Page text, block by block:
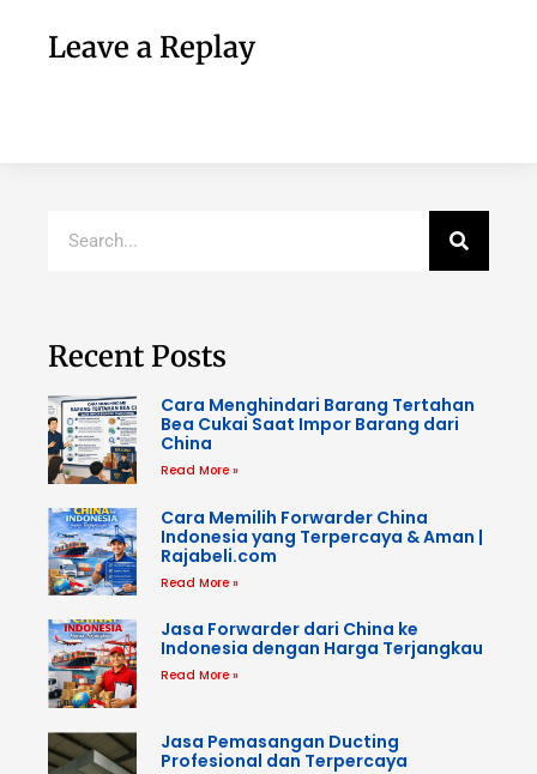
Leave a Replay
Recent Posts
Cara Menghindari Barang Tertahan
Bea Cukai Saat Impor Barang dari
China
Read More »
Cara Memilih Forwarder China
Indonesia yang Terpercaya & Aman |
Rajabeli.com
Read More »
Jasa Forwarder dari China ke
Indonesia dengan Harga Terjangkau
Read More »
Jasa Pemasangan Ducting
Profesional dan Terpercaya